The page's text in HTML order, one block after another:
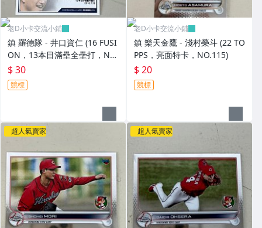
老D小卡交流小鋪
鎮 羅德隊 - 井口資仁 (16 FUSI
ON，13本目滿壘全壘打，NO.
064) BBM活動卡，有鋼印
$ 30
競標
老D小卡交流小鋪
鎮 樂天金鷹 - 淺村榮斗 (22 TO
PPS，亮面特卡，NO.115)
$ 20
競標
超人氣賣家 超人氣賣家